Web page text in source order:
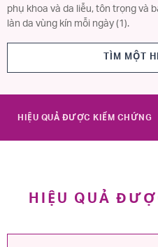
phụ khoa và da liễu, tôn trọng và
làn da vùng kín mỗi ngày (1).
TÌM MỘT
HIỆU QUẢ ĐƯỢC KIỂM CHỨNG
HIỆU QUẢ